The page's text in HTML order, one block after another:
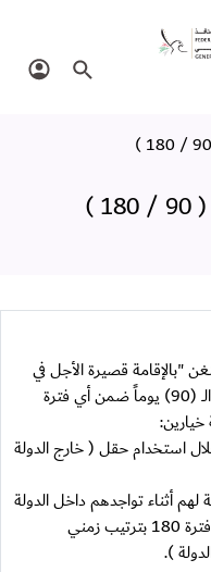
البحث في
)
"بالإقامة قصيرة الأجل في
دولة الامارات العربية المتحدة لمدة لاتتجاوز الــ (90) يوماً ضمن أي فترة
استخدام حقل ( خارج الدولة
أثناء تواجدهم داخل الدولة
وذلك بتسجيل حركات السفر السابقة خلال فترة 180 بترتيب زمني
).